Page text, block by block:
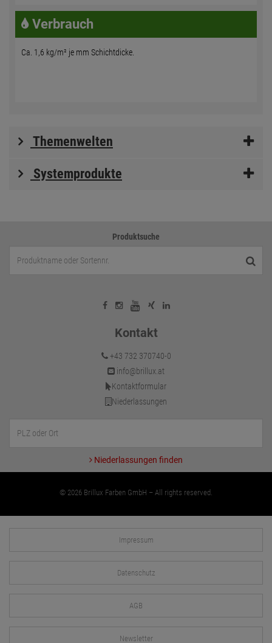
Verbrauch
Ca. 1,6 kg/m² je mm Schichtdicke.
Themenwelten
Systemprodukte
Produktsuche
Kontakt
+43 732 370740-0
info@brillux.at
Kontaktformular
Niederlassungen
Niederlassungen finden
© 2026 Brillux Farben GmbH – All rights reserved.
Impressum
Datenschutz
AGB
Newsletter